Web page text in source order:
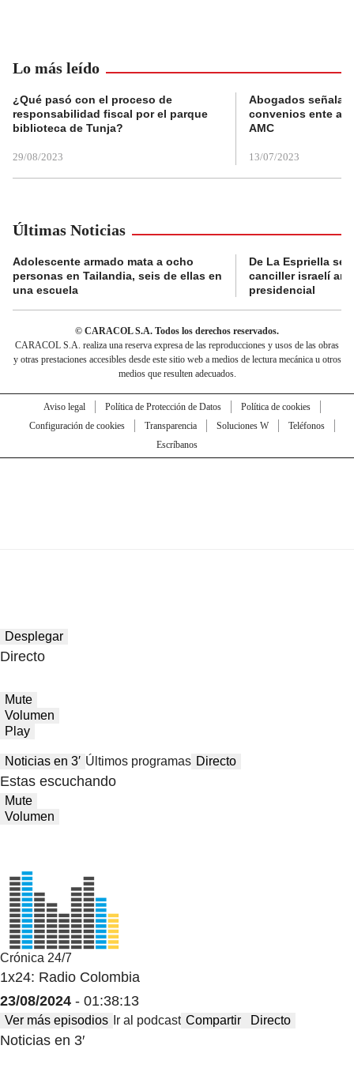
Lo más leído
¿Qué pasó con el proceso de
responsabilidad fiscal por el parque
biblioteca de Tunja?
29/08/2023
Abogados
convenios ente
AMC
13/07/2023
Últimas Noticias
Adolescente armado mata a ocho
personas en Tailandia, seis de ellas en
una escuela
De La Espriella se
canciller israelí
presidencial
© CARACOL S.A. Todos los derechos reservados.
CARACOL S.A. realiza una reserva expresa de las reproducciones y usos de las obras
y otras prestaciones accesibles desde este sitio web a medios de lectura mecánica u otros
medios que resulten adecuados.
Aviso legal Política de Protección de Datos
Política de cookies
Configuración de cookies
Transparencia Soluciones W
Teléfonos
Escríbanos
Desplegar
Directo
Mute
Volumen
Play
Noticias en 3′ Últimos programas Directo
Estas escuchando
Mute
Volumen
Crónica 24/7
1x24: Radio Colombia
23/08/2024 - 01:38:13
Ver más episodios Ir al podcast Compartir Directo
Noticias en 3′